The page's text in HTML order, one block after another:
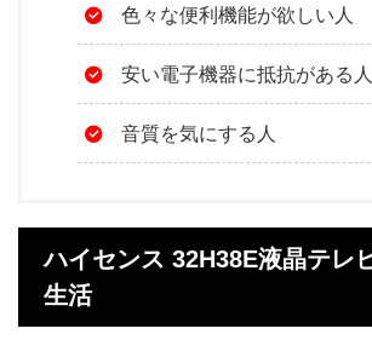
色々な便利機能が欲しい人
安い電子機器に抵抗がある人
音質を気にする人
ハイセンス 32H38E液晶テレ
生活